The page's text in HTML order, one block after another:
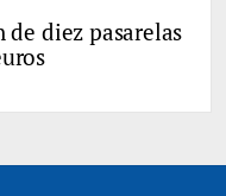
diez pasarelas